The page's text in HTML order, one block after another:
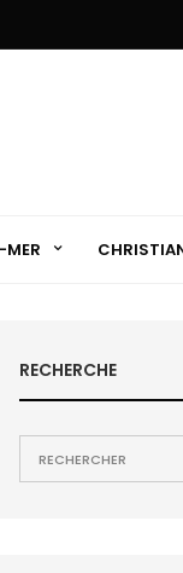
MER
RECHERCHE